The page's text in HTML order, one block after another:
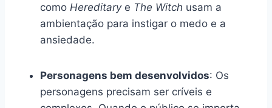
como Hereditarye The Witch usam a
ambientação para instigar o medo e a
ansiedade.
Personagens bem desenvolvidos: Os
personagens precisam ser críveis e